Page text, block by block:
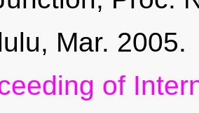
Mar. 2005.
of